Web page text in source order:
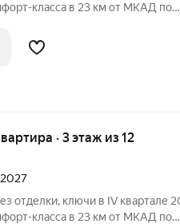
класса в 23 км от МКАД по
больница, школы, детские сады,
· 3 этаж из 12
2027
отделки, ключи в IV квартале
класса в 23 км от МКАД по